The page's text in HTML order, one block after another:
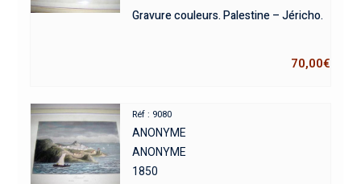
Gravure couleurs. Palestine – Jéricho.
70,00€
Réf : 9080
ANONYME
ANONYME
1850